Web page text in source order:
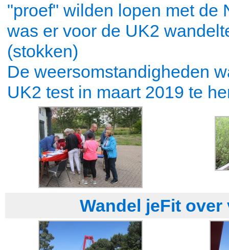
"proef" wilden lopen met de
was er voor de UK2
(stokken)
De weersomstandigheden
UK2 test in maart 2019 te
Wandel jeFit